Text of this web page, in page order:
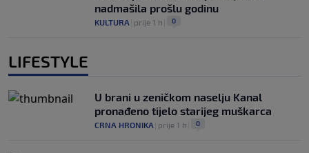
nadmašila prošlu godinu
KULTURA prije 1 h 0
LIFESTYLE
U brani u zeničkom naselju Kanal
pronađeno tijelo starijeg muškarca
CRNA HRONIKA prije 1 h 0